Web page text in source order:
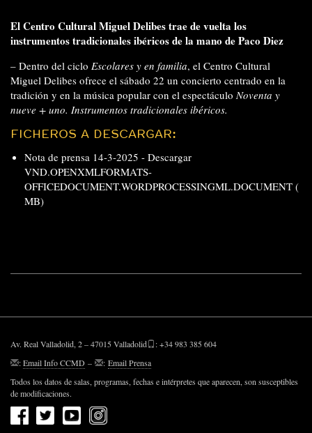
El Centro Cultural Miguel Delibes trae de vuelta los
instrumentos tradicionales ibéricos de la mano de Paco Diez
– Dentro del ciclo Escolares y en familia, el Centro Cultural
Miguel Delibes ofrece el sábado 22 un concierto centrado en la
tradición y en la música popular con el espectáculoNoventa y
nueve + uno. Instrumentos tradicionales ibéricos.
FICHEROS A DESCARGAR:
Nota de prensa 14-3-2025 - Descargar
VND.OPENXMLFORMATS-
OFFICEDOCUMENT.WORDPROCESSINGML.DOCUMENT (
MB)
Av. Real Valladolid, 2 – 47015 Valladolid
: +34 983 385 604
:Email Info CCMD – : Email Prensa
Todos los datos de salas, programas, fechas e intérpretes que aparecen, son susceptibles
de modificaciones.